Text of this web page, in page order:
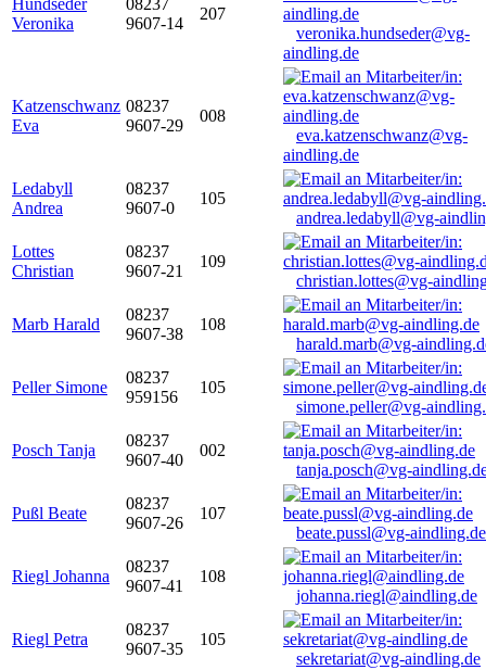
Hundseder
Veronika
08237
9607-14
207
veronika.hundseder@vg-
aindling.de
Katzenschwanz
Eva
08237
9607-29
008
eva.katzenschwanz@vg-
aindling.de
Ledabyll
Andrea
08237
9607-0
105
andrea.ledabyll@vg-
Lottes
Christian
08237
9607-21
109
christian.lottes@vg-
Marb Harald
08237
9607-38
108
harald.marb@vg-
Peller Simone
08237
959156
105
simone.peller@vg-
Posch Tanja
08237
9607-40
002
tanja.posch@vg-
Pußl Beate
08237
9607-26
107
beate.pussl@vg-aindling.de
Riegl Johanna
08237
9607-41
108
johanna.riegl@aindling.de
Riegl Petra
08237
9607-35
105
sekretariat@vg-aindling.de